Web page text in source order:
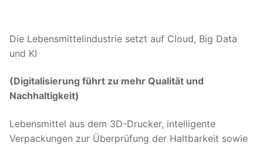
Die Lebensmittelindustrie setzt auf Cloud, Big Data
und KI
(Digitalisierung führt zu mehr Qualität und
Nachhaltigkeit)
Lebensmittel aus dem 3D-Drucker, intelligente
Verpackungen zur Überprüfung der Haltbarkeit sowie